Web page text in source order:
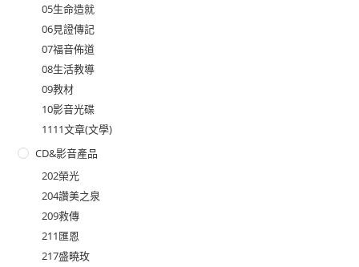
05生命造就
06見證傳記
07福音佈道
08生活教導
09教材
10影音光碟
1111文章(文學)
CD&影音產品
202榮光
204讚美之泉
209救傳
211匯恩
217盛曉玫